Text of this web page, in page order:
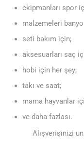
ekipmanları spor
malzemeleri
seti bakım için;
aksesuarları saç
hobi için her şey;
takı ve saat;
mama hayvanlar
ve daha fazlası.
Alışverişinizi